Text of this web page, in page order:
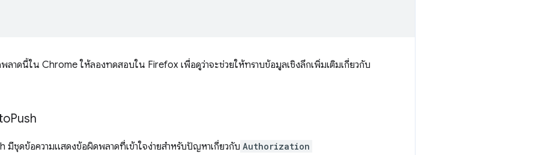
าดนี้ใน Chrome ให้ลองทดสอบใน Firefox เพื่อดูว่าจะช่วยให้ทราบข้อมูลเชิงลึกเพิ่มเติมเกี่ยวกับ
Push
ชุดข้อความแสดงข้อผิดพลาดที่เข้าใจง่ายสำหรับปัญหาเกี่ยวกับ Authorization